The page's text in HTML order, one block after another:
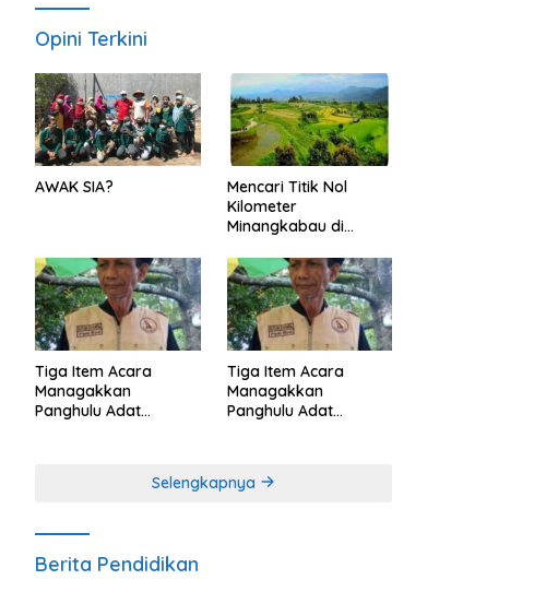
Opini Terkini
AWAK SIA?
Mencari Titik Nol
Kilometer
Minangkabau di
Dimanakah Lokasi
nya?
Tiga Item Acara
Managakkan
Panghulu Adat
Tiga Item Acara
Managakkan
Panghulu Adat
Selengkapnya
Berita Pendidikan